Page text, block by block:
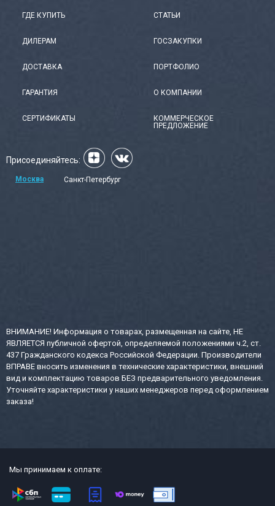
ГДЕ КУПИТЬ
ДИЛЕРАМ
ДОСТАВКА
ГАРАНТИЯ
СЕРТИФИКАТЫ
СТАТЬИ
ГОСЗАКУПКИ
ПОРТФОЛИО
О КОМПАНИИ
КОММЕРЧЕСКОЕ
ПРЕДЛОЖЕНИЕ
Присоединяйтесь:
Москва Санкт-Петербург
ВНИМАНИЕ! Информация о товарах, размещенная на сайте, НЕ
ЯВЛЯЕТСЯ публичной офертой, определяемой положениями ч.2, ст.
437 Гражданского кодекса Российской Федерации. Производители
ВПРАВЕ вносить изменения в технические характеристики, внешний
вид и комплектацию товаров БЕЗ предварительного уведомления.
Уточняйте характеристики у наших менеджеров перед оформлением
заказа!
Мы принимаем к оплате: